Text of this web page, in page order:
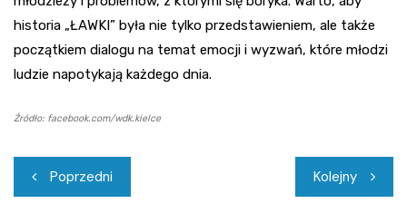
historia „ŁAWKI” była nie tylko przedstawieniem, ale także
początkiem dialogu na temat emocji i wyzwań, które młodzi
ludzie napotykają każdego dnia.
Źródło: facebook.com/wdk.kielce
Nawigacja
Poprzedni Kolejny